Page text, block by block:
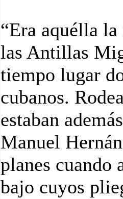
“Era aquélla
las Antillas
tiempo lugar
cubanos.
estaban
Manuel
planes cuando
bajo cuyos